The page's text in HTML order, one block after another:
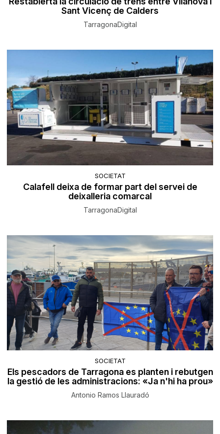
Sant Vicenç de Calders
TarragonaDigital
SOCIETAT
Calafell deixa de formar part del servei de
deixalleria comarcal
TarragonaDigital
SOCIETAT
Els pescadors de Tarragona es planten i rebutgen
la gestió de les administracions: «Ja n'hi ha prou»
Antonio Ramos Llauradó